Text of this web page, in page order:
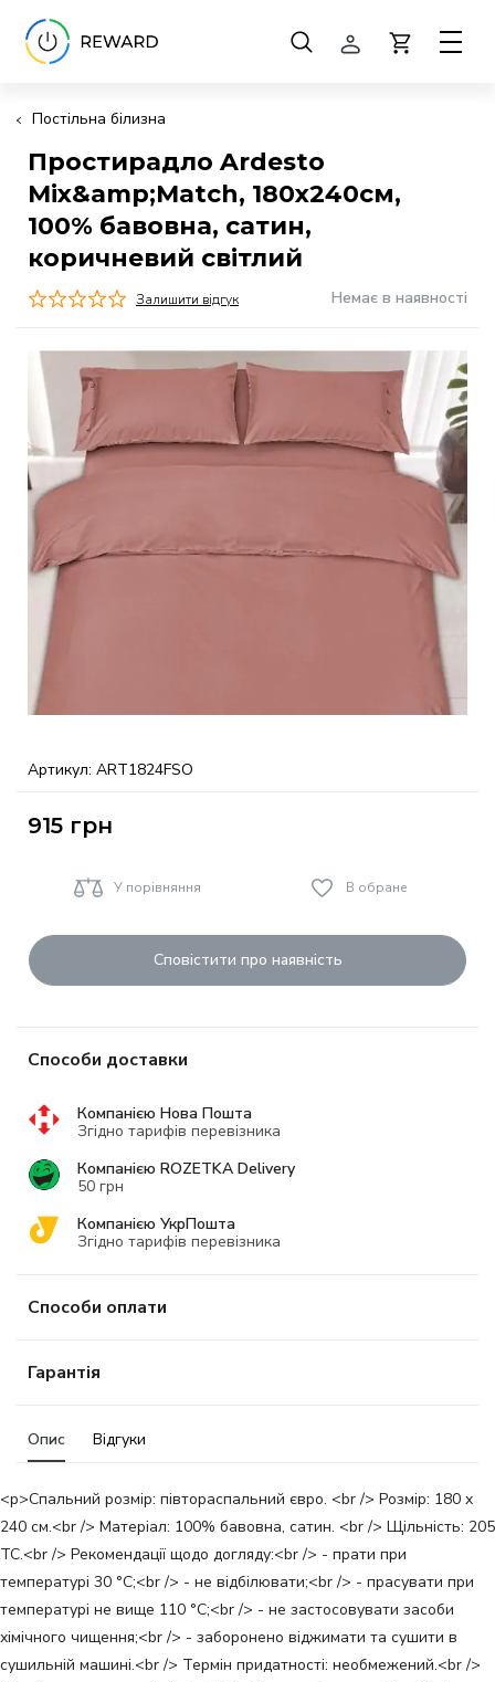
Постільна білизна
Простирадло Ardesto
Mix&amp;Match, 180х240см,
100% бавовна, сатин,
коричневий світлий
Залишити відгук Немає в наявності
Артикул: ART1824FSO
915 грн
У порівняння В обране
Сповістити про наявність
Способи доставки
Компанією Нова Пошта
Згідно тарифів перевізника
Компанією ROZETKA Delivery
50 грн
Компанією УкрПошта
Згідно тарифів перевізника
Способи оплати
Гарантія
Опис Відгуки
<p>Спальний розмір: півтораспальний євро. <br /> Розмір: 180 х
240 см.<br /> Матеріал: 100% бавовна, сатин. <br /> Щільність: 205
ТС.<br /> Рекомендації щодо догляду:<br /> - прати при
температурі 30 °С;<br /> - не відбілювати;<br /> - прасувати при
температурі не вище 110 °С;<br /> - не застосовувати засоби
хімічного чищення;<br /> - заборонено віджимати та сушити в
сушильній машині.<br /> Термін придатності: необмежений.<br />